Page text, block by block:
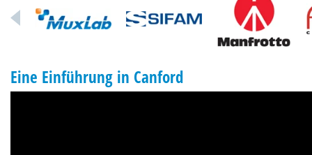
Eine Einführung in Canford